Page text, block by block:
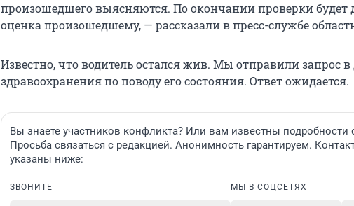
произошедшего выясняются. По окончании проверки будет
оценка произошедшему, — рассказали в пресс-службе
Известно, что водитель остался жив. Мы отправили запрос
здравоохранения по поводу его состояния. Ответ ожидается.
Вы знаете участников конфликта? Или вам известны подробности
Просьба связаться с редакцией. Анонимность гарантируем.
указаны ниже:
ЗВОНИТЕ МЫ В СОЦСЕТЯХ